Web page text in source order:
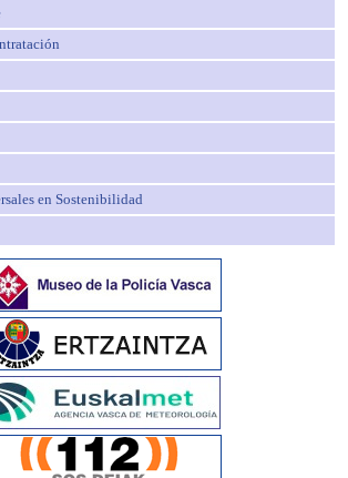
en Sostenibilidad